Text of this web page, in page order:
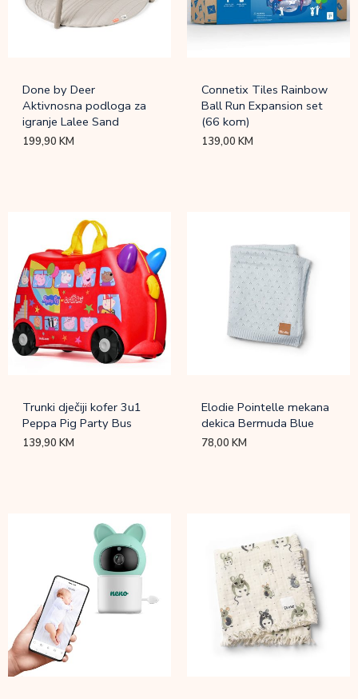
Done by Deer
Aktivnosna podloga za
igranje Lalee Sand
199,90KM
Connetix Tiles Rainbow
Ball Run Expansion set
(66 kom)
139,00KM
Trunki dječiji kofer 3u1
Peppa Pig Party Bus
139,90KM
Elodie Pointelle mekana
dekica Bermuda Blue
78,00KM